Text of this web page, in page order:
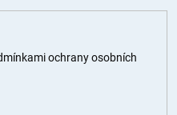
ochrany osobních